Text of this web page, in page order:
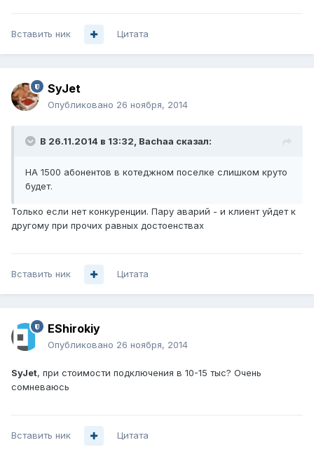
Вставить ник Цитата
SyJet
Опубликовано 26 ноября, 2014
В 26.11.2014 в 13:32, Bachaa сказал:
НА 1500 абонентов в котеджном поселке слишком круто
будет.
Только если нет конкуренции. Пару аварий - и клиент уйдет к
другому при прочих равных достоенствах
Вставить ник Цитата
EShirokiy
Опубликовано 26 ноября, 2014
SyJet, при стоимости подключения в 10-15 тыс? Очень
сомневаюсь
Вставить ник Цитата